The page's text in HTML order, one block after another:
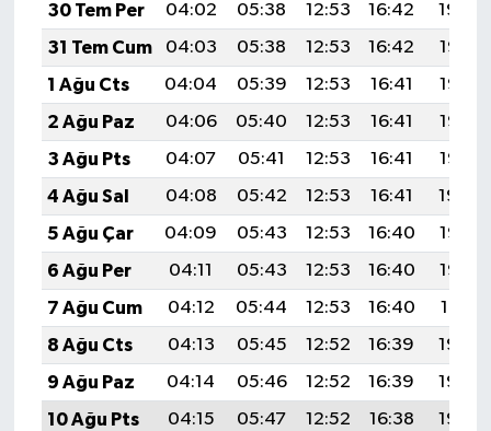
30 Tem Per
04:02 05:38 12:53 16:42
19:59
31 Tem Cum
04:03 05:38 12:53 16:42
19:58
1 Ağu Cts
04:04 05:39 12:53 16:41
19:57
2 Ağu Paz
04:06 05:40 12:53 16:41
19:56
3 Ağu Pts
04:07 05:41 12:53 16:41
19:55
4 Ağu Sal
04:08 05:42 12:53 16:41
19:54
5 Ağu Çar
04:09 05:43 12:53 16:40
19:53
6 Ağu Per
04:11 05:43 12:53 16:40
19:52
7 Ağu Cum
04:12 05:44 12:53 16:40
19:51
8 Ağu Cts
04:13 05:45 12:52 16:39
19:50
9 Ağu Paz
04:14 05:46 12:52 16:39
19:49
10 Ağu Pts
04:15 05:47 12:52 16:38
19:48